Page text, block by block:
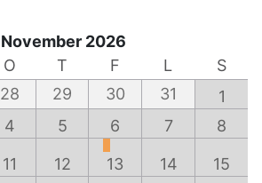
November 2026
O T F L
S
28 29 30 31
1
4 5 6 7 8
11 12 13 14
15